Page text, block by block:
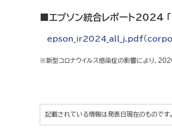
■エプソン統合レポート2024 「
epson_ir2024_all_j.pdf（
※新型コロナウイルス感染症の影響により、
記載されている情報は発表日現在のものです